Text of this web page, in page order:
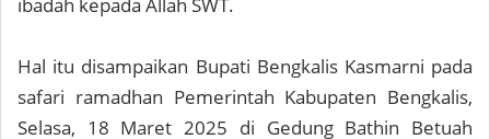
ibadah kepada Allah SWT.
Hal itu disampaikan Bupati Bengkalis Kasmarni pada
safari ramadhan Pemerintah Kabupaten Bengkalis,
Selasa, 18 Maret 2025 di Gedung Bathin Betuah